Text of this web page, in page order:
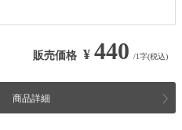
販売価格 ¥ 440 /1字(税込)
商品詳細